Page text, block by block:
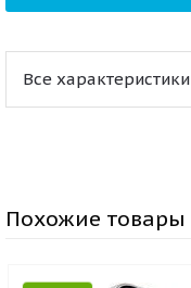
Все характеристики
Похожие товары